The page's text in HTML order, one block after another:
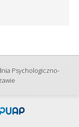
Psychologiczno-